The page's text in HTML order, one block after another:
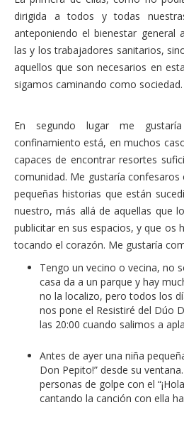
dirigida a todos y todas
anteponiendo el bienestar
las y los trabajadores sanitarios,
aquellos que son necesarios en
sigamos caminando como sociedad.
En segundo lugar me
confinamiento está, en muchos
capaces de encontrar resortes
comunidad. Me gustaría
pequeñas historias que están
nuestro, más allá de aquellas que
publicitar en sus espacios, y que os
tocando el corazón. Me gustaría
Tengo un vecino o vecina, no
casa da a un parque y hay
no la localizo, pero todos los
nos pone el Resistiré del Dúo
las 20:00 cuando salimos a
Antes de ayer una niña
Don Pepito!” desde su
personas de golpe con el
cantando la canción con ella